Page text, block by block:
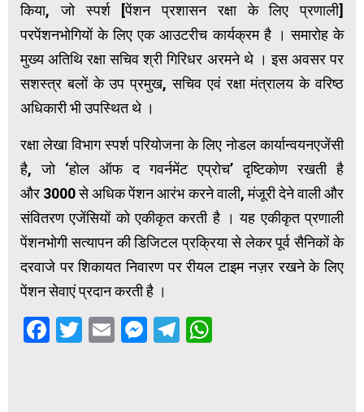
किया, जो स्पर्श [पेंशन प्रशासन रक्षा के लिए प्रणाली]
परपेंशनभोगियों के लिए एक आउटरीच कार्यक्रम है । समारोह के
मुख्य अतिथि रक्षा सचिव श्री गिरिधर अरमने थे । इस अवसर पर
सशस्त्र बलों के उप प्रमुख, सचिव एवं रक्षा मंत्रालय के वरिष्ठ
अधिकारी भी उपस्थित थे ।
रक्षा लेखा विभाग स्पर्श परियोजना के लिए नोडल कार्यान्वयनएजेंसी
है, जो ‘होल ऑफ द गवर्नमेंट एप्रोच’ दृष्टिकोण रखती है
और 3000 से अधिक पेंशन आरंभ करने वाली, मंजूरी देने वाली और
संवितरण एजेंसियों को एकीकृत करती है । यह एकीकृत प्रणाली
पेंशनभोगी सत्यापन की डिजिटल प्रक्रिया से लेकर पूर्व सैनिकों के
दरवाजे पर शिकायत निवारण पर रीयल टाइम नज़र रखने के लिए
पेंशन सेवाएं प्रदान करती है ।
Facebook
Twitter
EmailMessenger
Telegram